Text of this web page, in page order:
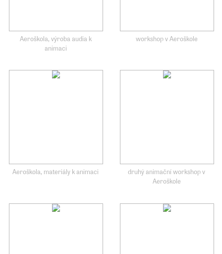
Aeroškola, výroba audia k
animaci
workshop v Aeroškole
Aeroškola, materiály k animaci
druhý animační workshop v
Aeroškole